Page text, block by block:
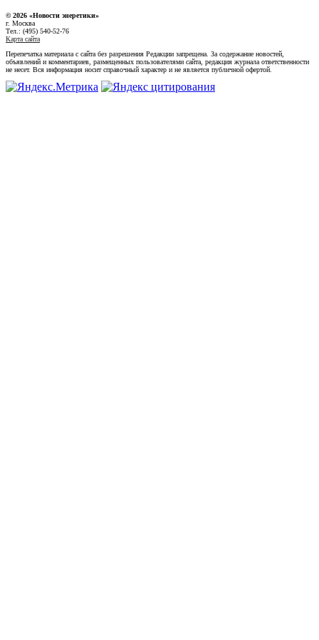
© 2026 «Новости энеретики»
г. Москва
Тел.: (495) 540-52-76
Карта сайта
Перепечатка материала с сайта без разрешения Редакции запрещена. За содержание новостей,
объявлений и комментариев, размещенных пользователями сайта, редакция журнала ответственности
не несет. Вся информация носит справочный характер и не является публичной офертой.